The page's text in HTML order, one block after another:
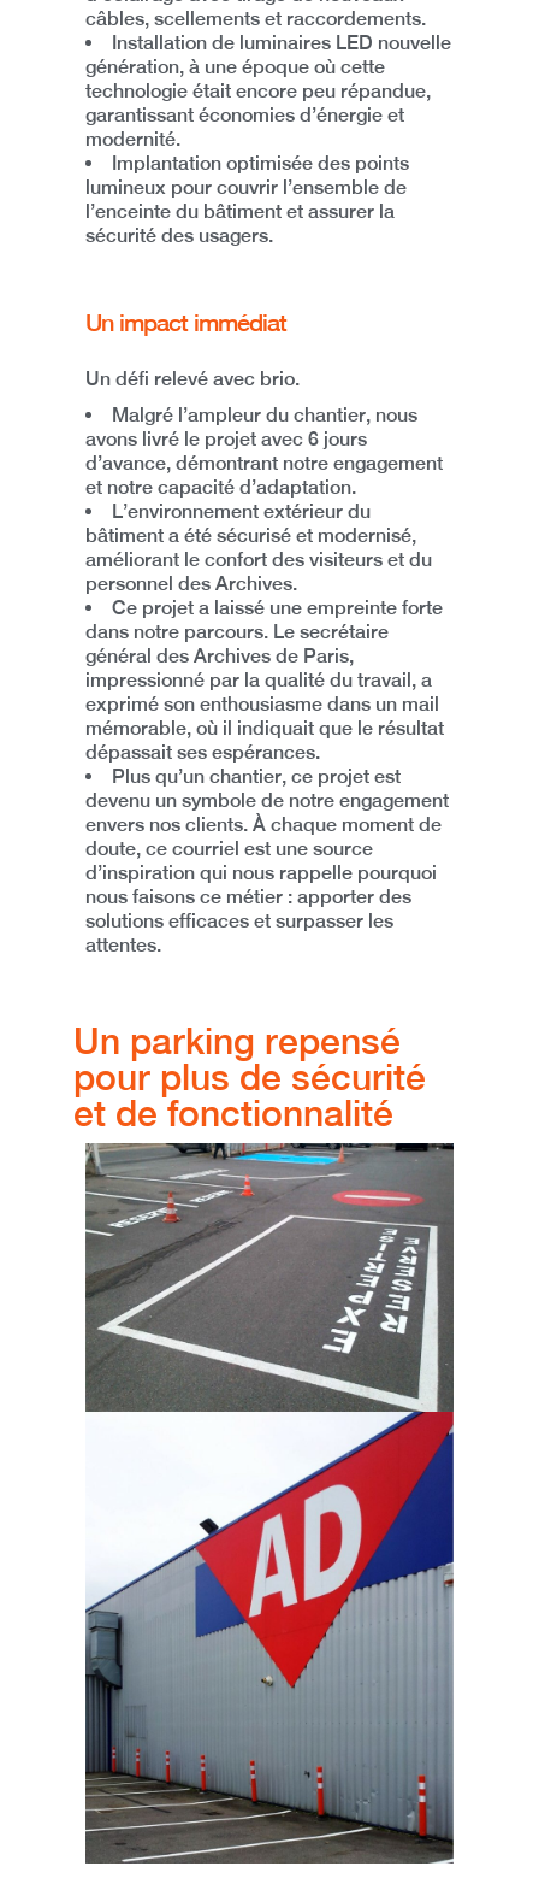
câbles, scellements et raccordements.
Installation de luminaires LED nouvelle
génération, à une époque où cette
technologie était encore peu répandue,
garantissantéconomies d’énergie et
modernité.
Implantation optimisée des points
lumineux pour couvrir l’ensemble de
l’enceinte du bâtiment et assurer la
sécurité des usagers.
Un impact immédiat
Un défi relevé avec brio.
Malgré l’ampleur du chantier, nous
avons livré le projet avec 6 jours
d’avance, démontrant notre engagement
et notre capacité d’adaptation.
L’environnement extérieur du
bâtiment a étésécurisé et modernisé,
améliorant le confort des visiteurs et du
personnel des Archives.
Ce projet a laissé une empreinte forte
dans notre parcours. Le secrétaire
général des Archives de Paris,
impressionné par la qualité du travail, a
exprimé son enthousiasme dans un mail
mémorable, où il indiquait que le résultat
dépassait ses espérances.
Plus qu’un chantier, ce projet est
devenu unsymbole de notre engagement
envers nos clients. À chaque moment de
doute, ce courriel est unesource
d’inspiration qui nous rappelle pourquoi
nous faisons ce métier :apporter des
solutions efficaces et surpasser les
attentes.
Un parking repensé
pour plus de sécurité
et de fonctionnalité